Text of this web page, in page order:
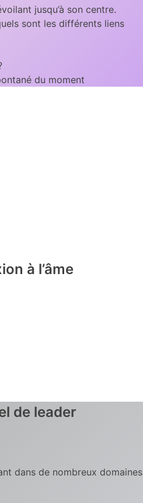
jusqu’à son centre.
sont les différents liens
du moment
à l’âme
de leader
dans de nombreux domaines